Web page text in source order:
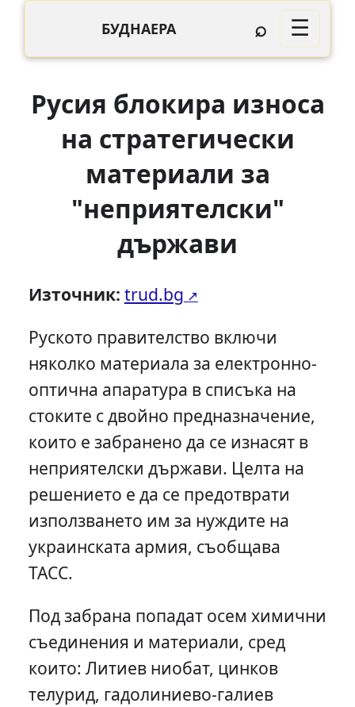
БУДНАЕРА ⌕ ☰
Русия блокира износа
на стратегически
материали за
"неприятелски"
държави
Източник: trud.bg
Руското правителство включи
няколко материала за електронно-
оптична апаратура в списъка на
стоките с двойно предназначение,
които е забранено да се изнасят в
неприятелски държави. Целта на
решението е да се предотврати
използването им за нуждите на
украинската армия, съобщава
ТАСС.
Под забрана попадат осем химични
съединения и материали, сред
които: Литиев ниобат, цинков
телурид, гадолиниево-галиев